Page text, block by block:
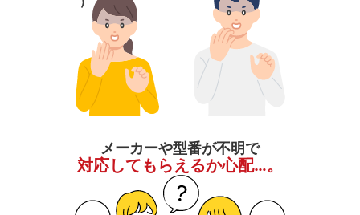
メーカーや型番が不明で
対応してもらえるか心配…。